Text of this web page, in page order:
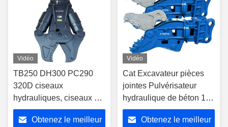
Vidéo
TB250 DH300 PC290
320D ciseaux
hydrauliques, ciseaux de
démolition hydraulique
OEM Obtenez le meilleur
Vidéo
Cat Excavateur pièces
jointes Pulvérisateur
hydraulique de béton 14-
20T 18-26T 26-32T 38-
48T Obtenez le meilleur